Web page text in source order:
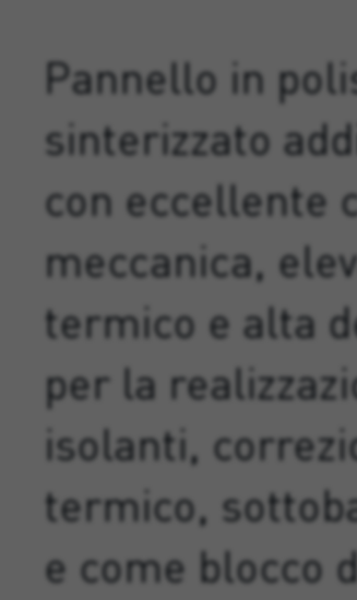
Pannello in
sinterizzato
con eccellente
meccanica,
termico e alta
per la
isolanti,
termico,
e come blocco